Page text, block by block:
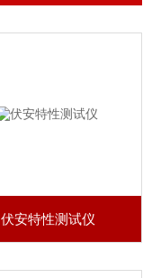
伏安特性测试仪